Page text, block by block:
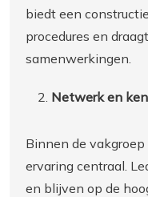
biedt een
procedures en
samenwerkingen.
Netwerk en
Binnen de
ervaring centraal.
en blijven op de